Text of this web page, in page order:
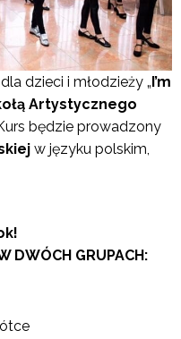
dzieci i młodzieży „I’m
Artystycznego
będzie prowadzony
w języku polskim,
DWÓCH GRUPACH: